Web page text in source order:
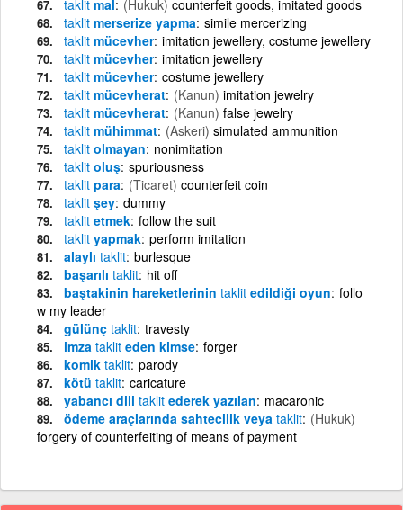
taklit mal (Hukuk) counterfeit goods, imitated goods
taklit merserize yapma simile mercerizing
taklit mücevher imitation jewellery, costume jewellery
taklit mücevher imitation jewellery
taklit mücevher costume jewellery
taklit mücevherat (Kanun) imitation jewelry
taklit mücevherat (Kanun) false jewelry
taklit mühimmat (Askeri) simulated ammunition
taklit olmayan nonimitation
taklit oluş spuriousness
taklit para (Ticaret) counterfeit coin
taklit şey dummy
taklit etmek follow the suit
taklit yapmak perform imitation
alaylı taklit burlesque
başarılı taklit hit off
baştakinin hareketlerinin taklit edildiği oyun follo
w my leader
gülünç taklit travesty
imza taklit eden kimse forger
komik taklit parody
kötü taklit caricature
yabancı dili taklit ederek yazılan macaronic
ödeme araçlarında sahtecilik veya taklit (Hukuk)
forgery of counterfeiting of means of payment